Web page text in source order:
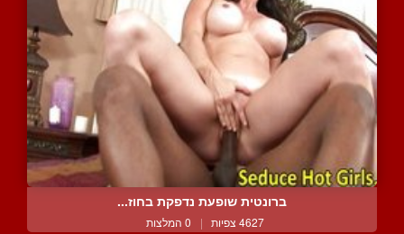
ברונטית שופעת נדפקת בחוז...
4627 צפיות | 0 המלצות